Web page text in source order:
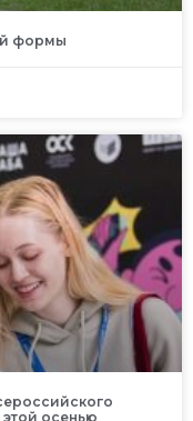
формы
осенью